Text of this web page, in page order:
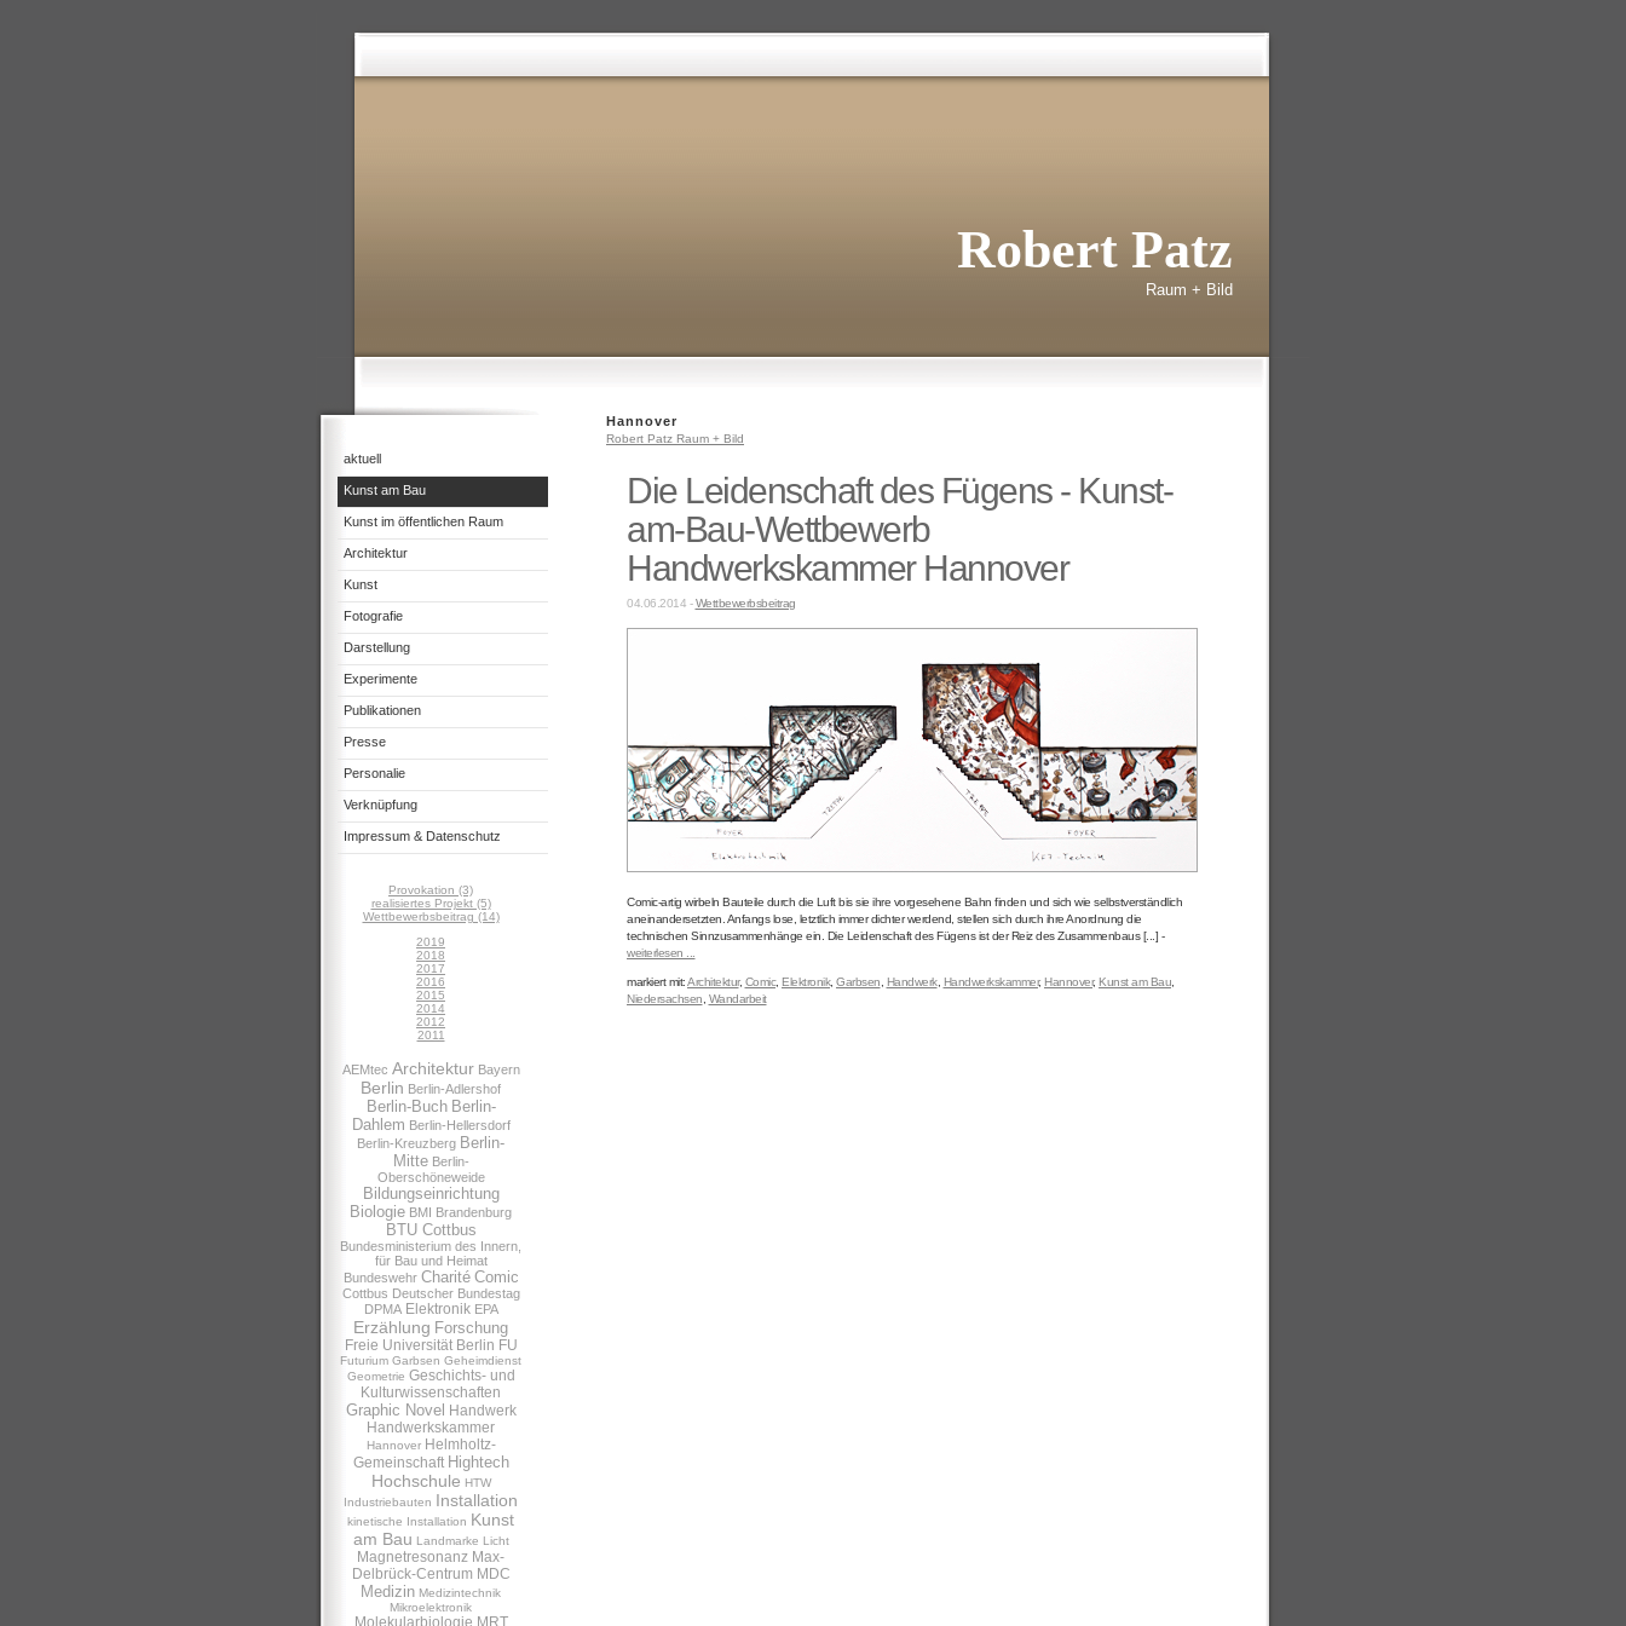
Robert Patz
Raum + Bild
aktuell
Kunst am Bau
Kunst im öffentlichen Raum
Architektur
Kunst
Fotografie
Darstellung
Experimente
Publikationen
Presse
Personalie
Verknüpfung
Impressum & Datenschutz
Provokation (3)
realisiertes Projekt (5)
Wettbewerbsbeitrag (14)
2019
2018
2017
2016
2015
2014
2012
2011
AEMtec Architektur Bayern
Berlin Berlin-Adlershof
Berlin-Buch Berlin-
Dahlem Berlin-Hellersdorf
Berlin-Kreuzberg Berlin-
Mitte Berlin-
Oberschöneweide
Bildungseinrichtung
Biologie BMI Brandenburg
BTU Cottbus
Bundesministerium des Innern,
für Bau und Heimat
Bundeswehr Charité Comic
Cottbus Deutscher Bundestag
DPMA Elektronik EPA
Erzählung Forschung
Freie Universität Berlin FU
Futurium Garbsen Geheimdienst
Geometrie Geschichts- und
Kulturwissenschaften
Graphic Novel Handwerk
Handwerkskammer
Hannover Helmholtz-
Gemeinschaft Hightech
Hochschule HTW
Industriebauten Installation
kinetische Installation Kunst
am Bau Landmarke Licht
Magnetresonanz Max-
Delbrück-Centrum MDC
Medizin Medizintechnik
Mikroelektronik
Molekularbiologie MRT
Hannover
Robert Patz Raum + Bild
Die Leidenschaft des Fügens - Kunst-
am-Bau-Wettbewerb
Handwerkskammer Hannover
04.06.2014 -Wettbewerbsbeitrag
Comic-artig wirbeln Bauteile durch die Luft bis sie ihre vorgesehene Bahn finden und sich wie selbstverständlich
aneinandersetzten. Anfangs lose, letztlich immer dichter werdend, stellen sich durch ihre Anordnung die
technischen Sinnzusammenhänge ein. Die Leidenschaft des Fügens ist der Reiz des Zusammenbaus [...] -
weiterlesen ...
markiert mit:Architektur, Comic, Elektronik, Garbsen Handwerk, Handwerkskammer, Hannover, Kunst am Bau
Niedersachsen Wandarbeit